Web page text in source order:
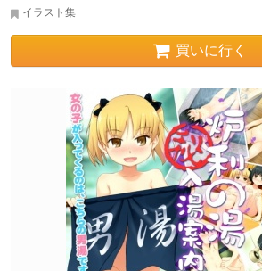
イラスト集
買いに行く